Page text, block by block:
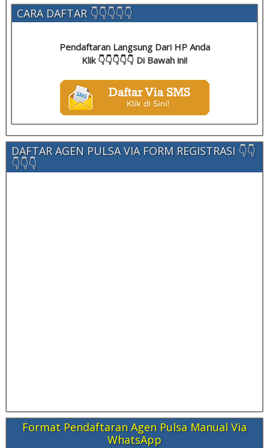
CARA DAFTAR 👇👇👇👇👇
Pendaftaran Langsung Dari HP Anda
Klik 👇👇👇👇👇 Di Bawah ini!
DAFTAR AGEN PULSA VIA FORM REGISTRASI 👇👇
👇👇👇
Format Pendaftaran Agen Pulsa Manual Via
WhatsApp